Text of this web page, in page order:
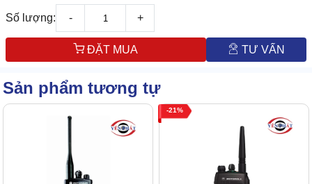
Số lượng: - +
ĐẶT MUA TƯ VẤN
Sản phẩm tương tự
21